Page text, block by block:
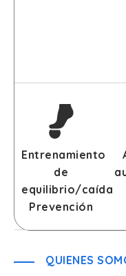
Entrenamiento
de
equilibrio/caída
Prevención
QUIENES